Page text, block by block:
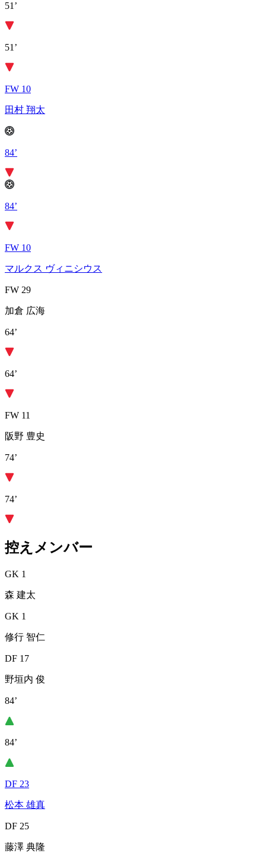
51’
51’
FW 10
田村 翔太
84’
84’
FW 10
マルクス ヴィニシウス
FW 29
加倉 広海
64’
64’
FW 11
阪野 豊史
74’
74’
控えメンバー
GK 1
森 建太
GK 1
修行 智仁
DF 17
野垣内 俊
84’
84’
DF 23
松本 雄真
DF 25
藤澤 典隆